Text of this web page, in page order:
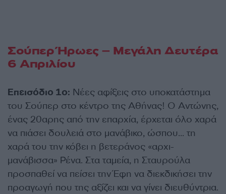
Σούπερ Ήρωες – Μεγάλη Δευτέρα
6 Απριλίου
Επεισόδιο 1ο: Νέες αφίξεις στο υποκατάστημα
του Σούπερ στο κέντρο της Αθήνας! Ο Αντώνης,
ένας 20αρης από την επαρχία, έρχεται όλο χαρά
να πιάσει δουλειά στο μανάβικο, ώσπου… τη
χαρά του την κόβει η βετεράνος «αρχι-
μανάβισσα» Ρένα. Στα ταμεία, η Σταυρούλα
προσπαθεί να πείσει την Έφη να διεκδικήσει την
προαγωγή που της αξίζει και να γίνει διευθύντρια.